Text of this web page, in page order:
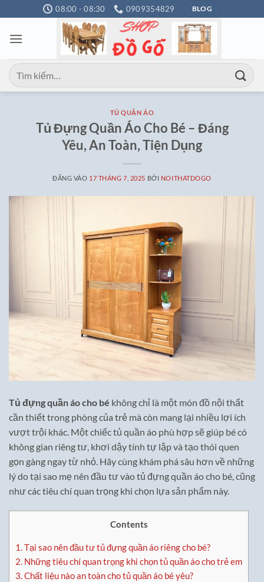
qua
nội
08:00 - 08:30 0909354829 BLOG
Tìm
kiếm:
TỦ QUẦN ÁO
Tủ Đựng Quần Áo Cho Bé – Đáng
Yêu, An Toàn, Tiện Dụng
ĐĂNG VÀO 17 THÁNG 7, 2025 BỞI NOITHATDOGO
Tủ đựng quần áo cho bé không chỉ là một món đồ nội thất
cần thiết trong phòng của trẻ mà còn mang lại nhiều lợi ích
vượt trội khác. Một chiếc tủ quần áo phù hợp sẽ giúp bé có
không gian riêng tư, khơi dậy tính tự lập và tạo thói quen
gọn gàng ngay từ nhỏ. Hãy cùng khám phá sâu hơn về những
lý do tại sao mẹ nên đầu tư vào tủ đựng quần áo cho bé, cũng
như các tiêu chí quan trọng khi chọn lựa sản phẩm này.
Contents
1.Tại sao nên đầu tư tủ đựng quần áo riêng cho bé?
2. Những tiêu chí quan trọng khi chọn tủ quần áo cho trẻ em
3.Chất liệu nào an toàn cho tủ quần áo bé yêu?